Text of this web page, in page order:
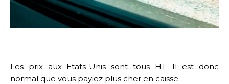
Les prix aux Etats-Unis sont tous HT. Il est donc
normal que vous payiez plus cher en caisse.